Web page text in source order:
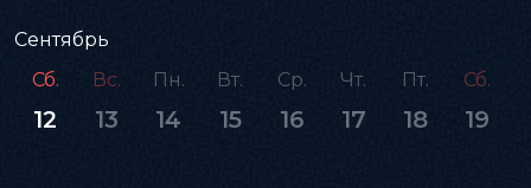
Сентябрь
Сб.
12
Вс.
13
Пн.
14
Вт.
15
Ср.
16
Чт.
17
Пт.
18
Сб.
19